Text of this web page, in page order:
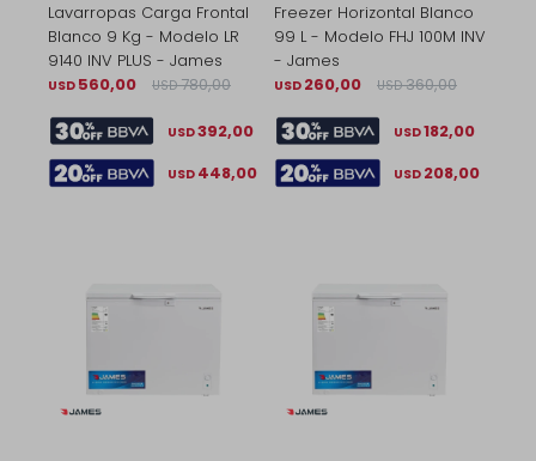
Lavarropas Carga Frontal
Blanco 9 Kg - Modelo LR
9140 INV PLUS - James
USD 560,00 USD 780,00
USD392,00
USD 448,00
Freezer Horizontal Blanco
99 L - Modelo FHJ 100M INV
- James
USD 260,00 USD 360,00
USD182,00
USD 208,00